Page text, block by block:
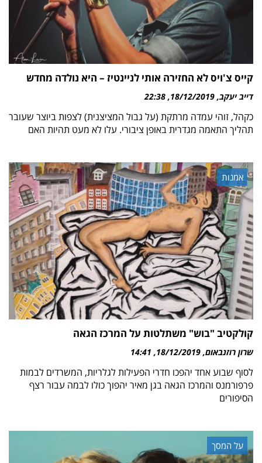
קייס צ'ויס לא החזירה אותי לניינטיז – היא נולדה מחדש
דייב יעקב 18/12/2019
22:38
כקהל, זוהי עמדה מרתקת (על גבול המציצנית) לצפות ביוצר שעובר
תהליך התאמה מגדרית באופן ציבורי. עלו לא מעט תהיות האם
אמנות
קולקטיב "בוש" משתלטות על המרכז הגאה
שרון רוזנבאום 18/12/2019
14:41
לסוף שבוע אחד יהפכו חדרי הפעילות לגלריות, המשרדים לבמות
פרפורמנס והמרכז הגאה בגן מאיר יהפוך כולו לבמה עבור רצף
הסיפורים
על המסך